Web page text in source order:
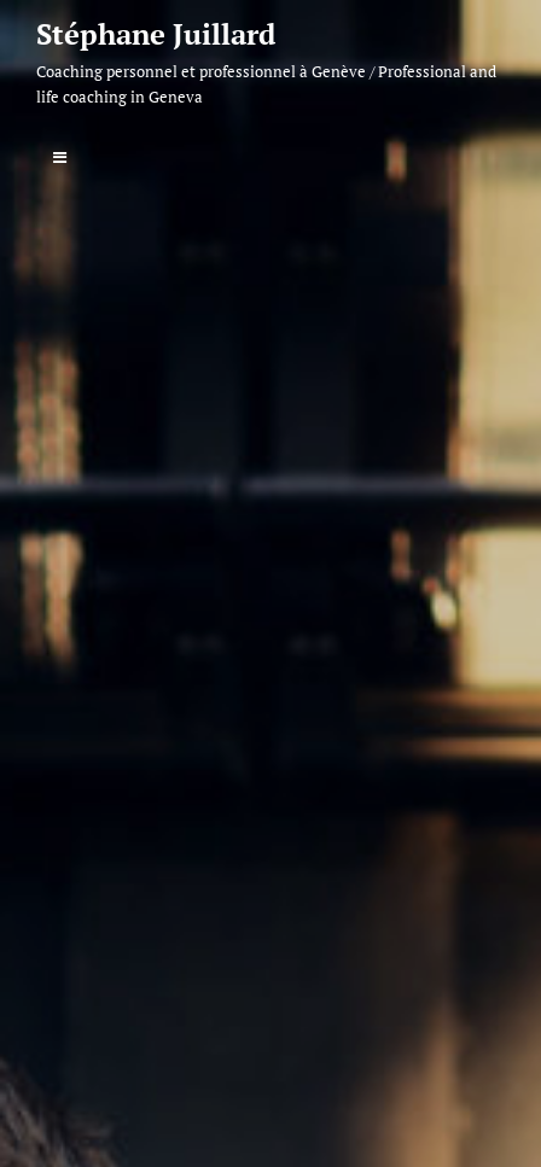
Skip
content
Stéphane Juillard
Coaching personnel et professionnel à Genève / Professional and
life coaching in Geneva